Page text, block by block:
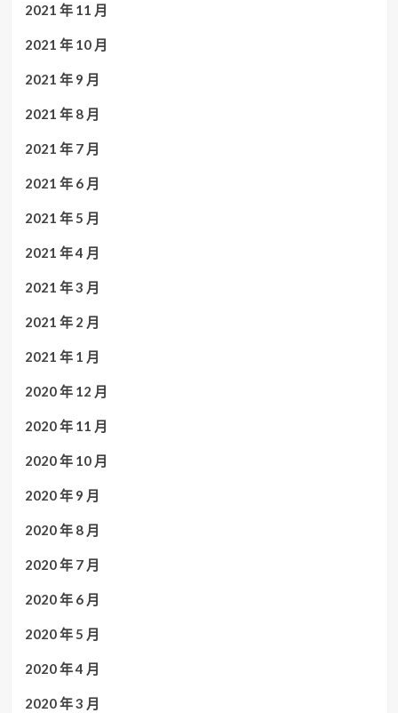
2021 年 11 月
2021 年 10 月
2021 年 9 月
2021 年 8 月
2021 年 7 月
2021 年 6 月
2021 年 5 月
2021 年 4 月
2021 年 3 月
2021 年 2 月
2021 年 1 月
2020 年 12 月
2020 年 11 月
2020 年 10 月
2020 年 9 月
2020 年 8 月
2020 年 7 月
2020 年 6 月
2020 年 5 月
2020 年 4 月
2020 年 3 月